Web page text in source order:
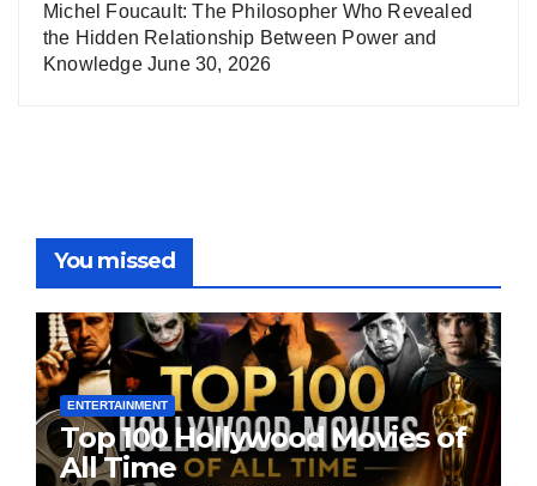
Michel Foucault: The Philosopher Who Revealed
the Hidden Relationship Between Power and
Knowledge June 30, 2026
You missed
ENTERTAINMENT
Top 100 Hollywood Movies of
All Time